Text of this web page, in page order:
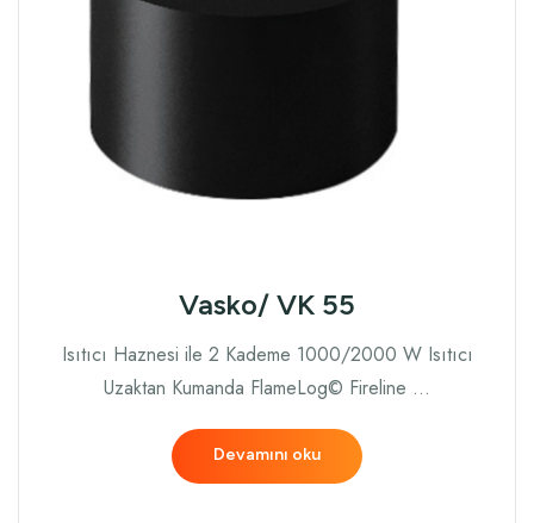
Vasko/ VK 55
Isıtıcı Haznesi ile 2 Kademe 1000/2000 W Isıtıcı
Uzaktan Kumanda FlameLog© Fireline …
Devamını oku